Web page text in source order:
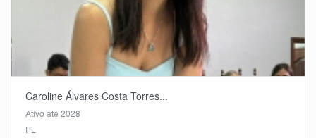
Caroline Álvares Costa Torres...
Ativo até 2028
PL